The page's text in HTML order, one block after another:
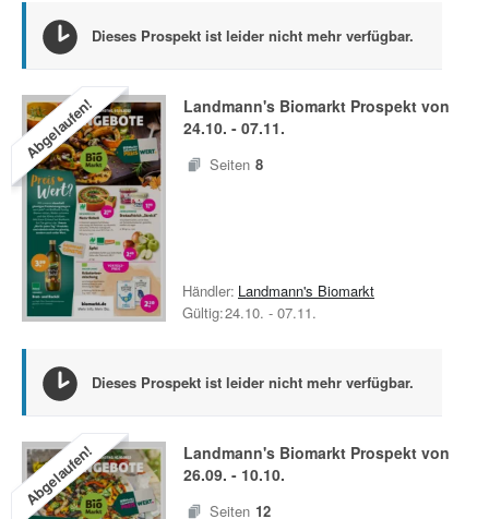
Dieses Prospekt ist leider nicht mehr verfügbar.
Abgelaufen! Landmann's Biomarkt Prospekt von
24.10. - 07.11.
Seiten 8
Gültig:24.10. - 07.11.
Händler: Landmann's Biomarkt
Dieses Prospekt ist leider nicht mehr verfügbar.
Abgelaufen! Landmann's Biomarkt Prospekt von
26.09. - 10.10.
Seiten 12